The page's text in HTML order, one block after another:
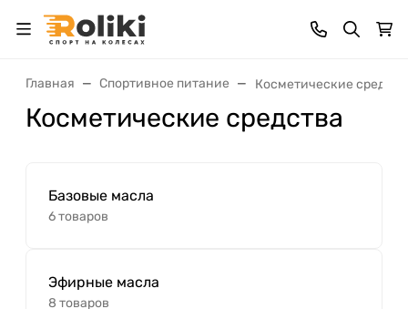
Главная Спортивное питание Косметические
Косметические средства
Базовые масла
6 товаров
Эфирные масла
8 товаров